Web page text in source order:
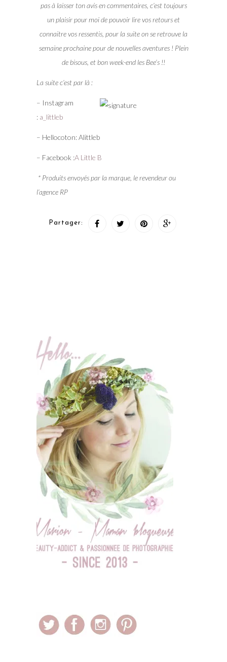
pas à laisser ton avis en commentaires, c’est toujours
un plaisir pour moi de pouvoir lire vos retours et
connaitre vos ressentis, pour la suite on se retrouve la
semaine prochaine pour de nouvelles aventures ! Plein
de bisous, et bon week-end les Bee’s !!
La suite c’est par là :
– Instagram
: a_littleb
– Hellocoton: Alittleb
– Facebook :A Little B
* Produits envoyés par la marque, le revendeur ou
l’agence RP
Partager: